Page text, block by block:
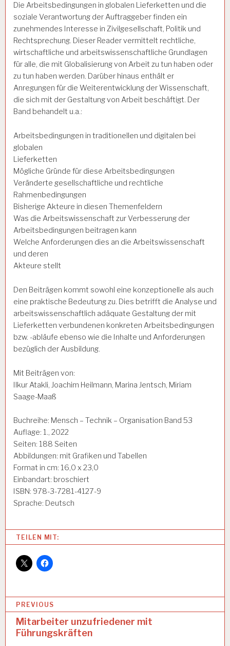
Die Arbeitsbedingungen in globalen Lieferketten und die
soziale Verantwortung der Auftraggeber finden ein
zunehmendes Interesse in Zivilgesellschaft, Politik und
Rechtsprechung. Dieser Reader vermittelt rechtliche,
wirtschaftliche und arbeitswissenschaftliche Grundlagen
für alle, die mit Globalisierung von Arbeit zu tun haben oder
zu tun haben werden. Darüber hinaus enthält er
Anregungen für die Weiterentwicklung der Wissenschaft,
die sich mit der Gestaltung von Arbeit beschäftigt. Der
Band behandelt u.a.:
Arbeitsbedingungen in traditionellen und digitalen bei
globalen
Lieferketten
Mögliche Gründe für diese Arbeitsbedingungen
Veränderte gesellschaftliche und rechtliche
Rahmenbedingungen
Bisherige Akteure in diesen Themenfeldern
Was die Arbeitswissenschaft zur Verbesserung der
Arbeitsbedingungen beitragen kann
Welche Anforderungen dies an die Arbeitswissenschaft
und deren
Akteure stellt
Den Beiträgen kommt sowohl eine konzeptionelle als auch
eine praktische Bedeutung zu. Dies betrifft die Analyse und
arbeitswissenschaftlich adäquate Gestaltung der mit
Lieferketten verbundenen konkreten Arbeitsbedingungen
bzw. -abläufe ebenso wie die Inhalte und Anforderungen
bezüglich der Ausbildung.
Mit Beiträgen von:
Ilkur Atakli, Joachim Heilmann, Marina Jentsch, Miriam
Saage-Maaß
Buchreihe: Mensch – Technik – Organisation Band 53
Auflage: 1., 2022
Seiten: 188 Seiten
Abbildungen: mit Grafiken und Tabellen
Format in cm: 16,0 x 23,0
Einbandart: broschiert
ISBN: 978-3-7281-4127-9
Sprache: Deutsch
Categories:
R
B
U
N
D
G
E
TEILEN MIT:
BPREVIOUS
Mitarbeiter unzufriedener mit
Führungskräften